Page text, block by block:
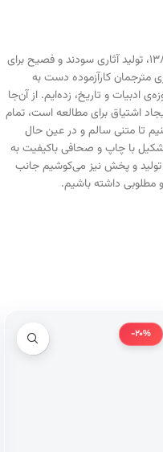
از بدو تاسیس آن، در سال ۱۳۸۰، تولید آثاری سودند و فصیح برای
مترجمان کارآزموده دست به
ادبیات و تاریخ، زده‌ایم. از آن‌جا
اشتیاق برای مطالعه است، تمام
تا متنی سالم و در عین حال
با چاپ و صحافی باکیفیت به
تولید و پخش نیز می‌کوشیم جانب
مطلوبی داشته باشیم.
-20%